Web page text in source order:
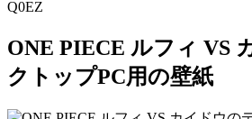
Q0EZ
ONE PIECE ルフィ VS
クトップPC用の壁紙